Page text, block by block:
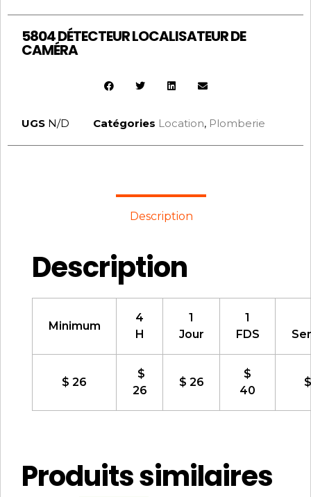
5804 DÉTECTEUR LOCALISATEUR DE
CAMÉRA
UGS N/D Catégories Location, Plomberie
Description
Description
Minimum
4
H
1
Jour
1
FDS
$ 26
$
26
$ 26
$
40
Produits similaires